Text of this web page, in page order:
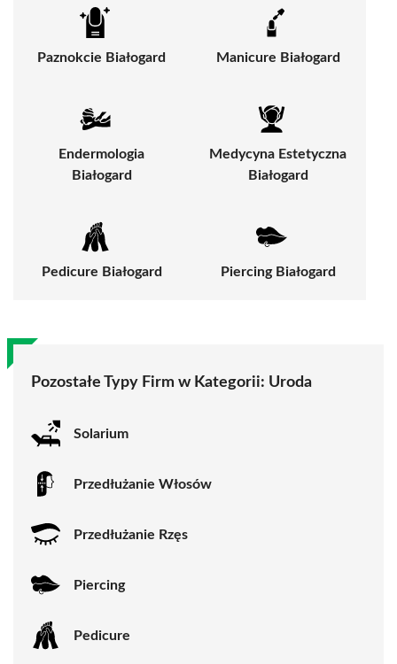
Paznokcie Białogard Manicure Białogard
Endermologia
Białogard
Medycyna Estetyczna
Białogard
Pedicure Białogard Piercing Białogard
Pozostałe Typy Firm w Kategorii: Uroda
Solarium
Przedłużanie Włosów
Przedłużanie Rzęs
Piercing
Pedicure